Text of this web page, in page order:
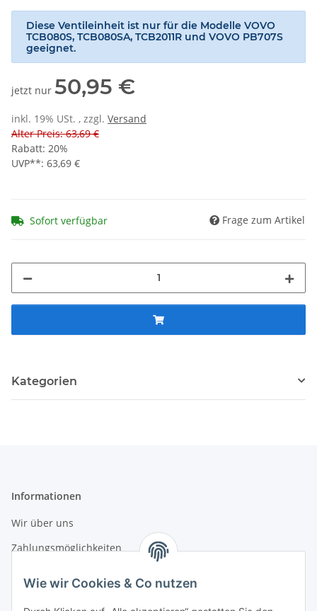
Wie wir Cookies & Co nutzen
Diese Ventileinheit ist nur für die Modelle VOVO
TCB080S, TCB080SA, TCB2011R und VOVO PB707S
geeignet.
jetzt nur 50,95 €
inkl. 19% USt. , zzgl. Versand
Alter Preis: 63,69 €
Rabatt: 20%
UVP**: 63,69 €
Sofort verfügbar Frage zum Artikel
Kategorien
Informationen
Wir über uns
Zahlungsmöglichkeiten